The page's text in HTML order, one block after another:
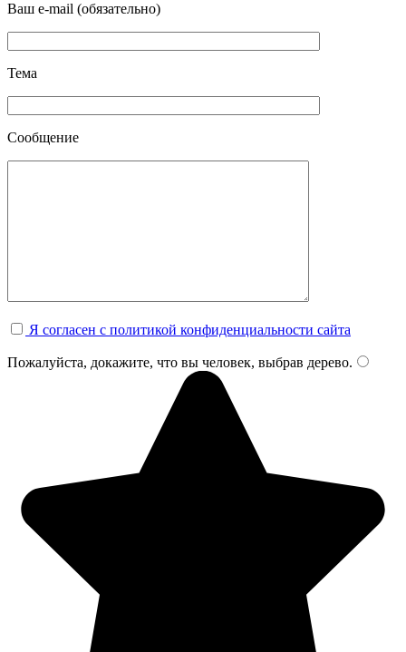
Ваш e-mail (обязательно)
Тема
Сообщение
Я согласен с политикой конфиденциальности сайта
Пожалуйста, докажите, что вы человек, выбрав дерево.